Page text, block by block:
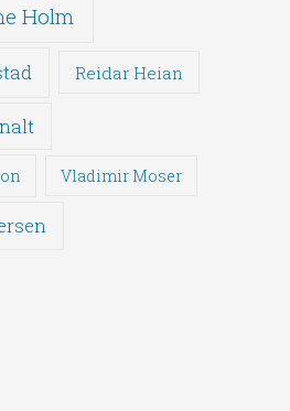
Holm
Reidar Heian
Vladimir Moser